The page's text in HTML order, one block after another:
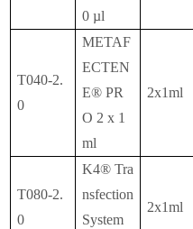
0 µl
T040-2.
0
METAF
ECTEN
E® PR
O 2 x 1
ml
2x1ml
T080-2.
0
K4® Tra
nsfection
System
2x1ml